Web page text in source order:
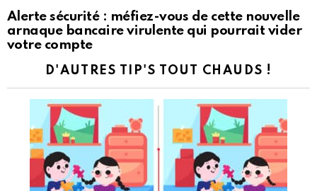
Alerte sécurité : méfiez-vous de cette nouvelle
arnaque bancaire virulente qui pourrait vider
votre compte
D'AUTRES TIP'S TOUT CHAUDS !